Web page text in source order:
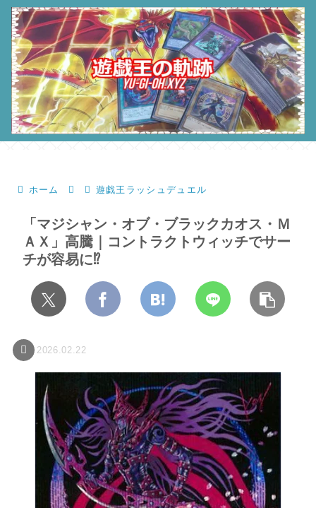
ホーム 遊戯王ラッシュデュエル
「マジシャン・オブ・ブラックカオス・Ｍ
ＡＸ」高騰｜コントラクトウィッチでサー
チが容易に⁉
2026.02.22